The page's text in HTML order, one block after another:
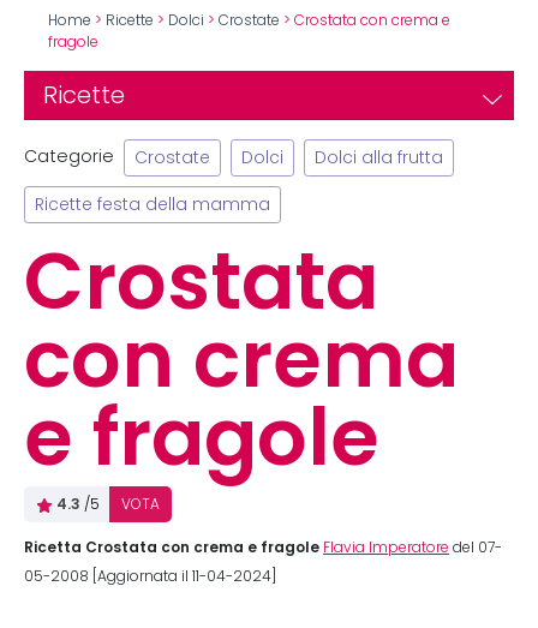
Home > Ricette > Dolci > Crostate > Crostata con crema e
fragole
Ricette
Categorie Crostate Dolci Dolci alla frutta
Ricette festa della mamma
Crostata
con crema
e fragole
4.3 /5 VOTA
Ricetta Crostata con crema e fragole Flavia Imperatore del 07-
05-2008 [Aggiornata il 11-04-2024]